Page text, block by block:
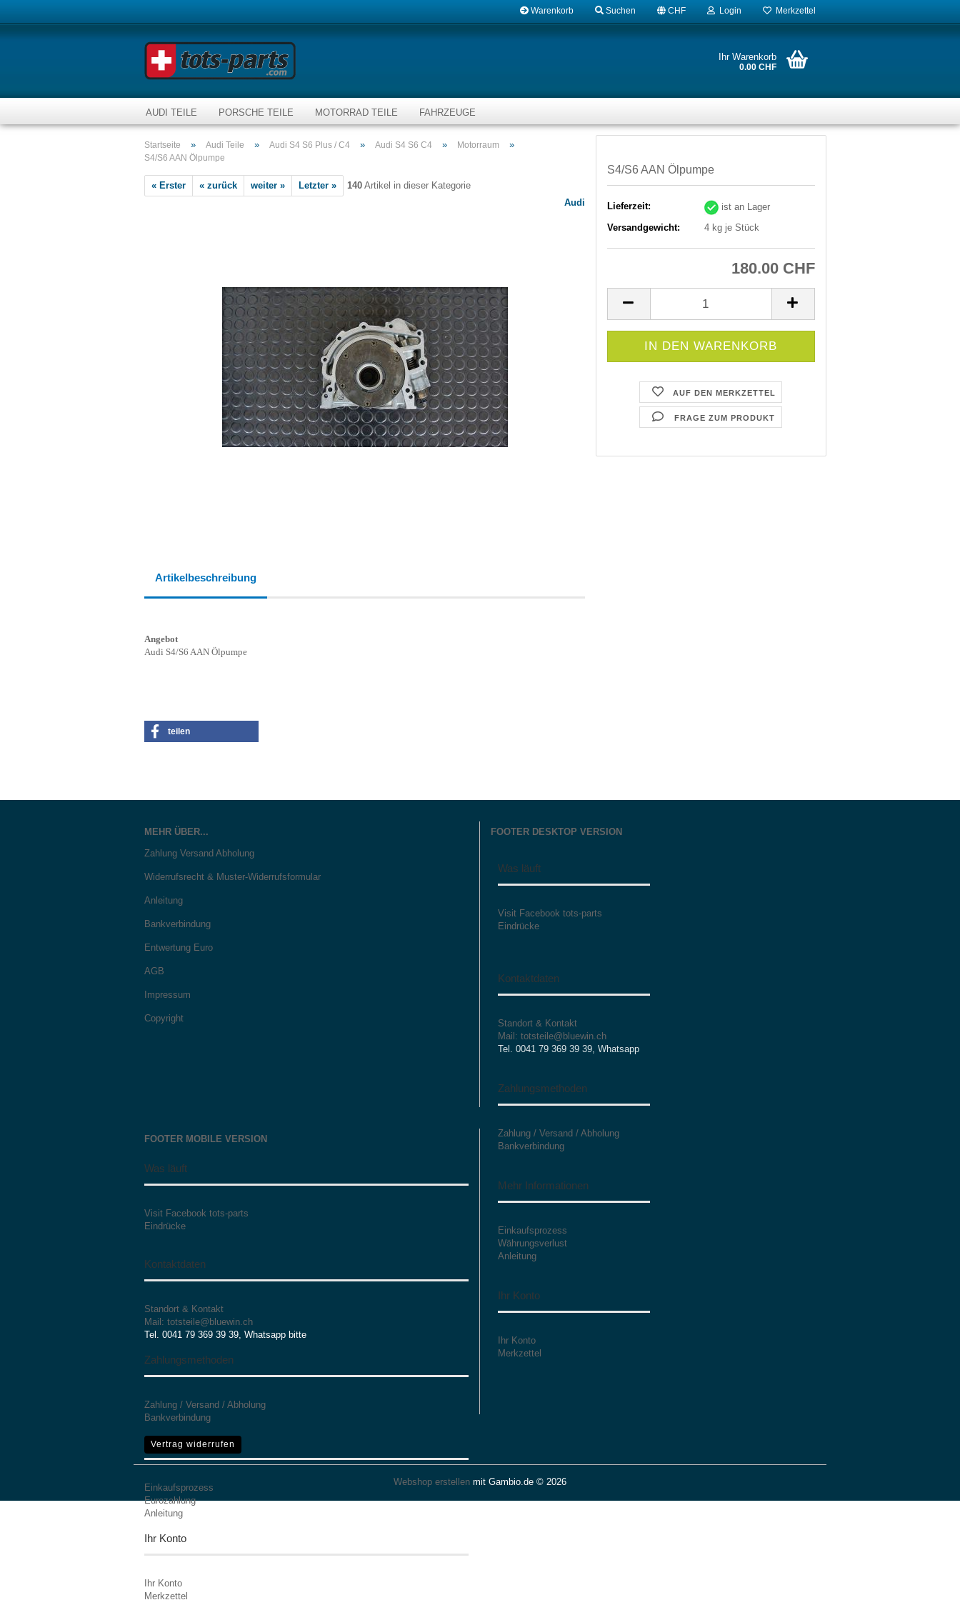
Warenkorb Suchen CHF Login Merkzettel
Ihr Warenkorb
0.00 CHF
AUDI TEILE PORSCHE TEILE MOTORRAD TEILE FAHRZEUGE
Startseite » Audi Teile » Audi S4 S6 Plus / C4 » Audi S4 S6 C4 » Motorraum »
S4/S6 AAN Ölpumpe
« Erster « zurück weiter » Letzter » 140 Artikel in dieser Kategorie
Audi
S4/S6 AAN Ölpumpe
Lieferzeit:
ist an Lager
Versandgewicht:
4 kg je Stück
180.00 CHF
AUF DEN MERKZETTEL
FRAGE ZUM PRODUKT
Artikelbeschreibung
Angebot
Audi S4/S6 AAN Ölpumpe
teilen
MEHR ÜBER...
Zahlung Versand Abholung
Widerrufsrecht & Muster-Widerrufsformular
Anleitung
Bankverbindung
Entwertung Euro
AGB
Impressum
Copyright
FOOTER DESKTOP VERSION
Was läuft
Visit Facebook tots-parts
Eindrücke
Kontaktdaten
Standort & Kontakt
Mail: totsteile@bluewin.ch
Tel. 0041 79 369 39 39, Whatsapp
Zahlungsmethoden
Zahlung / Versand / Abholung
Bankverbindung
Mehr Informationen
Einkaufsprozess
Währungsverlust
Anleitung
Ihr Konto
Ihr Konto
Merkzettel
FOOTER MOBILE VERSION
Was läuft
Visit Facebook tots-parts
Eindrücke
Kontaktdaten
Standort & Kontakt
Mail: totsteile@bluewin.ch
Tel. 0041 79 369 39 39, Whatsapp bitte
Zahlungsmethoden
Zahlung / Versand / Abholung
Bankverbindung
Mehr Informationen
Einkaufsprozess
Eurozahlung
Anleitung
Ihr Konto
Ihr Konto
Merkzettel
Vertrag widerrufen
Webshop erstellen mit Gambio.de © 2026